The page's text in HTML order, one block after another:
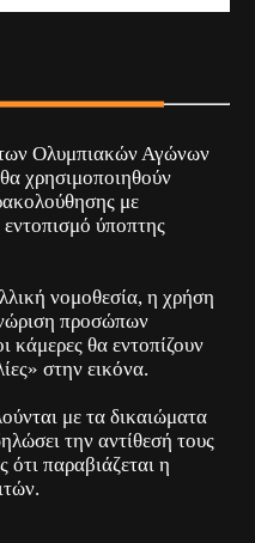
Ολυμπιακών Αγώνων
χρησιμοποιηθούν
με
εντοπισμό ύποπτης
νομοθεσία, η χρήση
προσώπων
κάμερες θα εντοπίζουν
στην εικόνα.
με τα δικαιώματα
την αντίθεσή τους
ότι παραβιάζεται η